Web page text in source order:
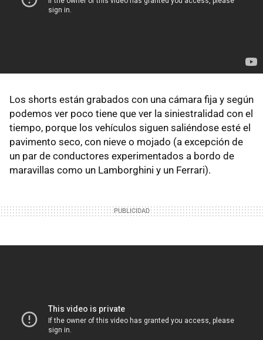
Los shorts están grabados con una cámara fija y según
podemos ver poco tiene que ver la siniestralidad con el
tiempo, porque los vehículos siguen saliéndose esté el
pavimento seco, con nieve o mojado (a excepción de
un par de conductores experimentados a bordo de
maravillas como un Lamborghini y un Ferrari).